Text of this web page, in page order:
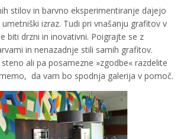
stilov in barvno eksperimentiranje dajejo
izraz. Tudi pri vnašanju grafitov v
biti drzni in inovativni. Poigrajte se z
in nenazadnje stili samih grafitov.
ali pa posamezne »zgodbe« razdelite
da vam bo spodnja galerija v pomoč.